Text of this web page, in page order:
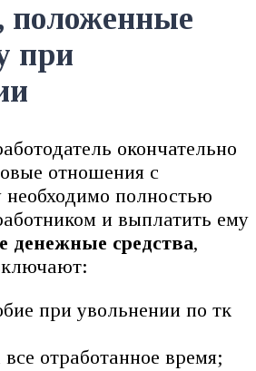
при
окончательно
отношения с
необходимо полностью
и выплатить ему
денежные средства,
все отработанное время;